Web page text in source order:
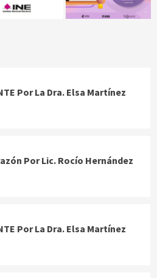
Por La Dra. Elsa Martínez
Por Lic. Rocío Hernández
Por La Dra. Elsa Martínez